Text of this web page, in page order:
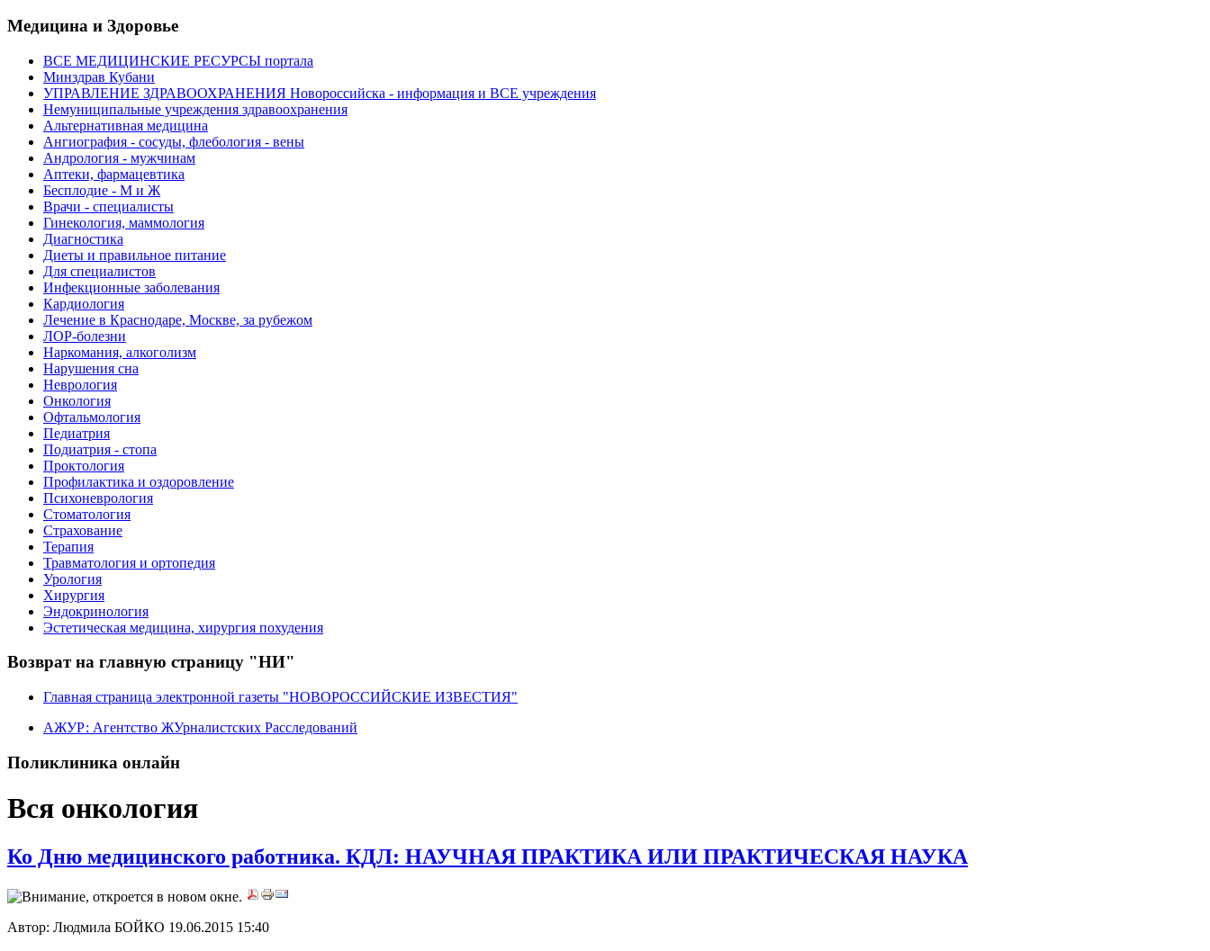
Медицина и Здоровье
ВСЕ МЕДИЦИНСКИЕ РЕСУРСЫ портала
Минздрав Кубани
УПРАВЛЕНИЕ ЗДРАВООХРАНЕНИЯ Новороссийска - информация и ВСЕ учреждения
Немуниципальные учреждения здравоохранения
Альтернативная медицина
Ангиография - сосуды, флебология - вены
Андрология - мужчинам
Аптеки, фармацевтика
Бесплодие - М и Ж
Врачи - специалисты
Гинекология, маммология
Диагностика
Диеты и правильное питание
Для специалистов
Инфекционные заболевания
Кардиология
Лечение в Краснодаре, Москве, за рубежом
ЛОР-болезни
Наркомания, алкоголизм
Нарушения сна
Неврология
Онкология
Офтальмология
Педиатрия
Подиатрия - стопа
Проктология
Профилактика и оздоровление
Психоневрология
Стоматология
Страхование
Терапия
Травматология и ортопедия
Урология
Хирургия
Эндокринология
Эстетическая медицина, хирургия похудения
Возврат на главную страницу "НИ"
Главная страница электронной газеты "НОВОРОССИЙСКИЕ ИЗВЕСТИЯ"
АЖУР: Агентство ЖУрналистских Расследований
Поликлиника онлайн
Вся онкология
Ко Дню медицинского работника. КДЛ: НАУЧНАЯ ПРАКТИКА ИЛИ ПРАКТИЧЕСКАЯ НАУКА
Автор: Людмила БОЙКО 19.06.2015 15:40